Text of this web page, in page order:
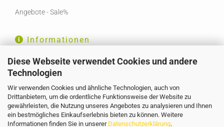
Diese Webseite verwendet Cookies und andere
Technologien
Wir verwenden Cookies und ähnliche Technologien, auch von
Drittanbietern, um die ordentliche Funktionsweise der Website zu
gewährleisten, die Nutzung unseres Angebotes zu analysieren und Ihnen
ein bestmögliches Einkaufserlebnis bieten zu können. Weitere
Informationen finden Sie in unserer Datenschutzerklärung.
Angebote - Sale%
Informationen
Widerrufsrecht & Muster-Widerrufsformular
Liefer- und Versandkosten
AGB